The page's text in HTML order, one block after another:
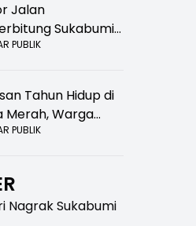
Jalan
Sukabumi
Bahaya Bagi
PUBLIK
Tahun Hidup di
Merah, Warga
Nangewer
PUBLIK
Nagrak Sukabumi